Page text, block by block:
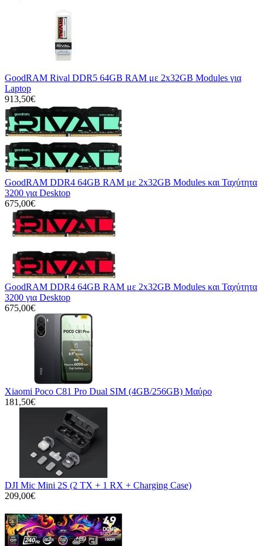
GoodRAM Rival DDR5 64GB RAM με 2x32GB Modules για
Laptop
913,50€
GoodRAM DDR4 64GB RAM με 2x32GB Modules και Ταχύτητα
3200 για Desktop
675,00€
GoodRAM DDR4 64GB RAM με 2x32GB Modules και Ταχύτητα
3200 για Desktop
675,00€
Xiaomi Poco C81 Pro Dual SIM (4GB/256GB) Μαύρο
181,50€
DJI Mic Mini 2S (2 TX + 1 RX + Charging Case)
209,00€